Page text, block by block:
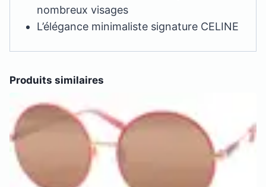
nombreux visages
L’élégance minimaliste signature CELINE
Produits similaires